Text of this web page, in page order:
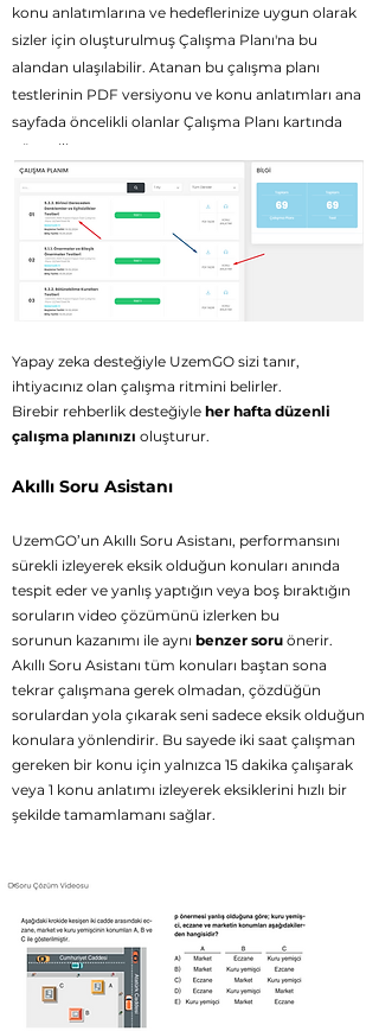
konu anlatımlarına ve hedeflerinize uygun olarak
sizler için oluşturulmuş Çalışma Planı'na bu
alandan ulaşılabilir. Atanan bu çalışma planı
testlerinin PDF versiyonu ve konu anlatımları ana
sayfada öncelikli olanlar Çalışma Planı kartında
gösterilir.
Yeşil düğmeye tıklandığında ata
nan teste giriş
yapabilirsiniz.
Yapay zeka desteğiyle UzemGO sizi tanır,
ihtiyacınız olan çalışma ritmini belirler.
Birebir rehberlik desteğiyle her hafta düzenli
çalışma planınızı oluşturur.
Akıllı Soru Asistanı
UzemGO’un Akıllı Soru Asistanı, performansını
sürekli izleyerek eksik olduğun konuları anında
tespit eder ve yanlış yaptığın veya boş bıraktığın
soruların video çözümünü izlerken bu
sorunun kazanımı ile aynı benzer soru önerir.
Akıllı Soru Asistanı tüm konuları baştan sona
tekrar çalışmana gerek olmadan, çözdüğün
sorulardan yola çıkarak seni sadece eksik olduğun
konulara yönlendirir. Bu sayede iki saat çalışman
gereken bir konu için yalnızca 15 dakika çalışarak
veya 1 konu anlatımı izleyerek eksiklerini hızlı bir
şekilde tamamlamanı sağlar.